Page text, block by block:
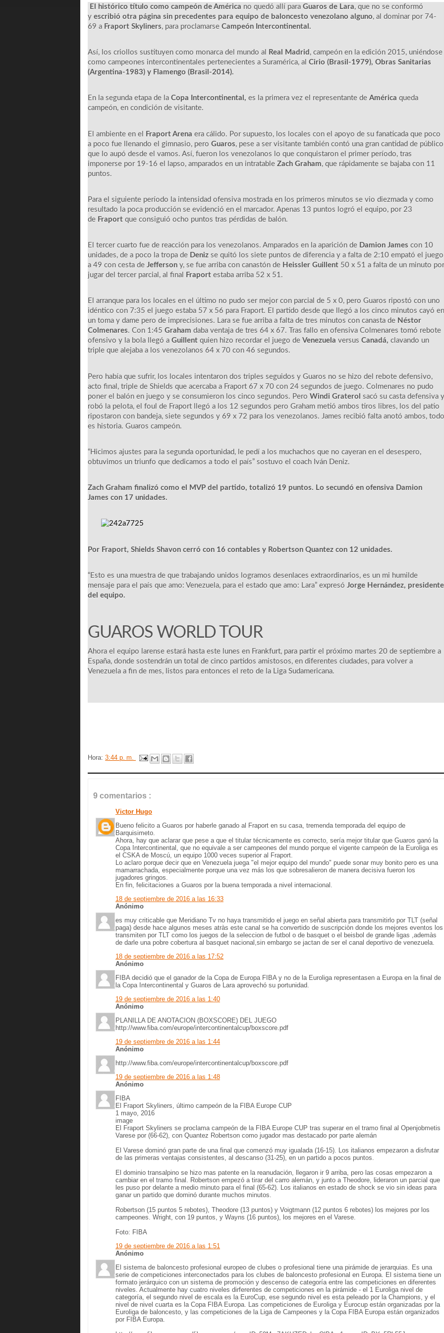
El histórico título como campeón de América no quedó allí para Guaros de Lara, que no se conformó
y escribió otra página sin precedentes para equipo de baloncesto venezolano alguno, al dominar por 74-
69 a Fraport Skyliners, para proclamarse Campeón Intercontinental.
Así, los criollos sustituyen como monarca del mundo al Real Madrid , campeón en la edición 2015, uniéndose
como campeones intercontinentales pertenecientes a Suramérica, al Cirio (Brasil-1979), Obras Sanitarias
(Argentina-1983) y Flamengo (Brasil-2014).
En la segunda etapa de la Copa Intercontinental, es la primera vez el representante de América queda
campeón, en condición de visitante.
El ambiente en el Fraport Arena era cálido. Por supuesto, los locales con el apoyo de su fanaticada que poco
a poco fue llenando el gimnasio, pero Guaros, pese a ser visitante también contó una gran cantidad de público
que lo aupó desde el vamos. Así, fueron los venezolanos lo que conquistaron el primer período, tras
imponerse por 19-16 el lapso, amparados en un intratable Zach Graham, que rápidamente se bajaba con 11
puntos.
Para el siguiente período la intensidad ofensiva mostrada en los primeros minutos se vio diezmada y como
resultado la poca producción se evidenció en el marcador. Apenas 13 puntos logró el equipo, por 23
de Fraport que consiguió ocho puntos tras pérdidas de balón.
El tercer cuarto fue de reacción para los venezolanos. Amparados en la aparición de Damion James con 10
unidades, de a poco la tropa de Deniz se quitó los siete puntos de diferencia y a falta de 2:10 empató el juego
a 49 con cesta de Jefferson y, se fue arriba con canastón de Heissler Guillent 50 x 51 a falta de un minuto por
jugar del tercer parcial, al final
Fraport estaba arriba 52 x 51.
El arranque para los locales en el último no pudo ser mejor con parcial de 5 x 0, pero Guaros ripostó con uno
idéntico con 7:35 el juego estaba 57 x 56 para Fraport. El partido desde que llegó a los cinco minutos cayó en
un toma y dame pero de imprecisiones. Lara se fue arriba a falta de tres minutos con canasta de Néstor
Colmenares. Con 1:45 Graham daba ventaja de tres 64 x 67. Tras fallo en ofensiva Colmenares tomó rebote
ofensivo y la bola llegó a Guillent quien hizo recordar el juego de Venezuela versus Canadá, clavando un
triple que alejaba a los venezolanos 64 x 70 con 46 segundos.
Pero había que sufrir, los locales intentaron dos triples seguidos y Guaros no se hizo del rebote defensivo,
acto final, triple de Shields que acercaba a Fraport 67 x 70 con 24 segundos de juego. Colmenares no pudo
poner el balón en juego y se consumieron los cinco segundos. Pero Windi Graterol sacó su casta defensiva y
robó la pelota, el foul de Fraport llegó a los 12 segundos pero Graham metió ambos tiros libres, los del patio
ripostaron con bandeja, siete segundos y 69 x 72 para los venezolanos. James recibió falta anotó ambos, todo
es historia. Guaros campeón.
“Hicimos ajustes para la segunda oportunidad, le pedí a los muchachos que no cayeran en el desespero,
obtuvimos un triunfo que dedicamos a todo el país” sostuvo el coach Iván Deniz.
Zach Graham finalizó como el MVP del partido, totalizó 19 puntos. Lo secundó en ofensiva Damion
James con 17 unidades.
Por Fraport, Shields Shavon cerró con 16 contables y Robertson Quantez con 12 unidades.
“Esto es una muestra de que trabajando unidos logramos desenlaces extraordinarios, es un mi humilde
mensaje para el país que amo: Venezuela, para el estado que amo: Lara” expresó Jorge Hernández, presidente
del equipo.
GUAROS WORLD TOUR
Ahora el equipo larense estará hasta este lunes en Frankfurt, para partir el próximo martes 20 de septiembre a
España, donde sostendrán un total de cinco partidos amistosos, en diferentes ciudades, para volver a
Venezuela a fin de mes, listos para entonces el reto de la Liga Sudamericana.
Hora: 3:44 p. m.
9 comentarios :
Victor Hugo
Bueno felicito a Guaros por haberle ganado al Fraport en su casa, tremenda temporada del equipo de
Barquisimeto.
Ahora, hay que aclarar que pese a que el titular técnicamente es correcto, sería mejor titular que Guaros ganó la
Copa Intercontinental, que no equivale a ser campeones del mundo porque el vigente campeón de la Euroliga es
el CSKA de Moscú, un equipo 1000 veces superior al Fraport.
Lo aclaro porque decir que en Venezuela juega "el mejor equipo del mundo" puede sonar muy bonito pero es una
mamarrachada, especialmente porque una vez más los que sobresalieron de manera decisiva fueron los
jugadores gringos.
En fin, felicitaciones a Guaros por la buena temporada a nivel internacional.
18 de septiembre de 2016 a las 16:33
Anónimo
es muy criticable que Meridiano Tv no haya transmitido el juego en señal abierta para transmitirlo por TLT (señal
paga) desde hace algunos meses atràs este canal se ha convertido de suscripciòn donde los mejores eventos los
transmiten por TLT como los juegos de la seleccion de futbol o de basquet o el beisbol de grande ligas ,ademàs
de darle una pobre cobertura al basquet nacional,sin embargo se jactan de ser el canal deportivo de venezuela.
18 de septiembre de 2016 a las 17:52
Anónimo
FIBA decidió que el ganador de la Copa de Europa FIBA y no de la Euroliga representasen a Europa en la final de
la Copa Intercontinental y Guaros de Lara aprovechó su portunidad.
19 de septiembre de 2016 a las 1:40
Anónimo
PLANILLA DE ANOTACION (BOXSCORE) DEL JUEGO
http://www.fiba.com/europe/intercontinentalcup/boxscore.pdf
19 de septiembre de 2016 a las 1:44
Anónimo
http://www.fiba.com/europe/intercontinentalcup/boxscore.pdf
19 de septiembre de 2016 a las 1:48
Anónimo
FIBA
El Fraport Skyliners, último campeón de la FIBA Europe CUP
1 mayo, 2016
image
El Fraport Skyliners se proclama campeón de la FIBA Europe CUP tras superar en el tramo final al Openjobmetis
Varese por (66-62), con Quantez Robertson como jugador mas destacado por parte alemán
El Varese dominó gran parte de una final que comenzó muy igualada (16-15). Los italianos empezaron a disfrutar
de las primeras ventajas consistentes, al descanso (31-25), en un partido a pocos puntos.
El dominio transalpino se hizo mas patente en la reanudación, llegaron ir 9 arriba, pero las cosas empezaron a
cambiar en el tramo final. Robertson empezó a tirar del carro alemán, y junto a Theodore, lideraron un parcial que
les puso por delante a medio minuto para el final (65-62). Los italianos en estado de shock se vio sin ideas para
ganar un partido que dominó durante muchos minutos.
Robertson (15 puntos 5 rebotes), Theodore (13 puntos) y Voigtmann (12 puntos 6 rebotes) los mejores por los
campeones. Wright, con 19 puntos, y Wayns (16 puntos), los mejores en el Varese.
Foto: FIBA
19 de septiembre de 2016 a las 1:51
Anónimo
El sistema de baloncesto profesional europeo de clubes o profesional tiene una pirámide de jerarquias. Es una
serie de competiciones interconectados para los clubes de baloncesto profesional en Europa. El sistema tiene un
formato jerárquico con un sistema de promoción y descenso de categoría entre las competiciones en diferentes
niveles. Actualmente hay cuatro niveles dirferentes de competiciones en la pirámide - el 1 Euroliga nivel de
categoría, el segundo nivel de escala es la EuroCup, ese segundo nivel es esta peleado por la Champions, y el
nivel de nivel cuarta es la Copa FIBA Europa. Las competiciones de Euroliga y Eurocup están organizadas por la
Euroliga de baloncesto, y las competiciones de la Liga de Campeones y la Copa FIBA Europa están organizados
por FIBA Europa.